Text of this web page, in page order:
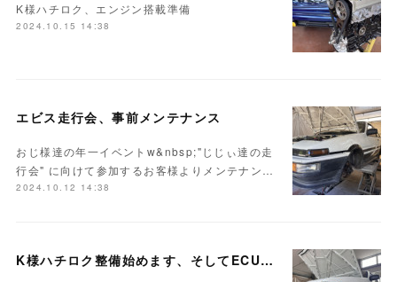
K様ハチロク、エンジン搭載準備
2024.10.15 14:38
エビス走行会、事前メンテナンス
おじ様達の年一イベントw&nbsp;"じじぃ達の走
行会" に向けて参加するお客様よりメンテナン…
2024.10.12 14:38
K様ハチロク整備始めます、そしてECUセッティング